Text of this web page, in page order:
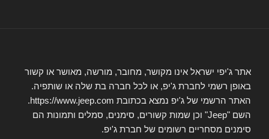
אתר ג'יפי ישראל אינו מקושר, מחובר, מורשה, מאושר או קשור
באופן רשמי לחברת ג'יפ, או לכל חברה בת שלה או שותפיה.
האתר הרשמי של ג'יפ נמצא בכתובת https://www.jeep.com.
השם "Jeep" וכן שמות קשורים, סימנים, סמלים ותמונות הם
סימנים מסחריים רשומים של חברת ג'יפ.